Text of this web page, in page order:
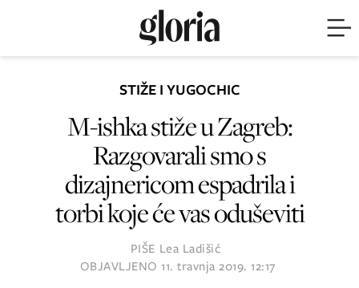
STIŽE I YUGOCHIC
M-ishka stiže u Zagreb:
Razgovarali smo s
dizajnericom espadrila i
torbi koje će vas oduševiti
PIŠE Lea Ladišić
OBJAVLJENO 11. travnja 2019. 12:17